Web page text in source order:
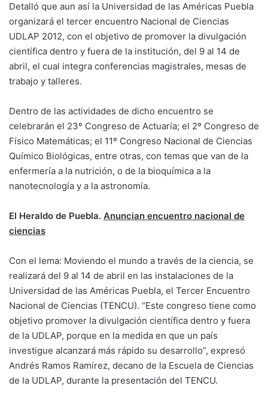
Detalló que aun así la Universidad de las Américas Puebla
organizará el tercer encuentro Nacional de Ciencias
UDLAP 2012, con el objetivo de promover la divulgación
científica dentro y fuera de la institución, del 9 al 14 de
abril, el cual integra conferencias magistrales, mesas de
trabajo y talleres.
Dentro de las actividades de dicho encuentro se
celebrarán el 23º Congreso de Actuaría; el 2º Congreso de
Físico Matemáticas; el 11º Congreso Nacional de Ciencias
Químico Biológicas, entre otras, con temas que van de la
enfermería a la nutrición, o de la bioquímica a la
nanotecnología y a la astronomía.
El Heraldo de Puebla. Anuncian encuentro nacional de
ciencias
Con el lema: Moviendo el mundo a través de la ciencia, se
realizará del 9 al 14 de abril en las instalaciones de la
Universidad de las Américas Puebla, el Tercer Encuentro
Nacional de Ciencias (TENCU). “Este congreso tiene como
objetivo promover la divulgación científica dentro y fuera
de la UDLAP, porque en la medida en que un país
investigue alcanzará más rápido su desarrollo”, expresó
Andrés Ramos Ramírez, decano de la Escuela de Ciencias
de la UDLAP, durante la presentación del TENCU.